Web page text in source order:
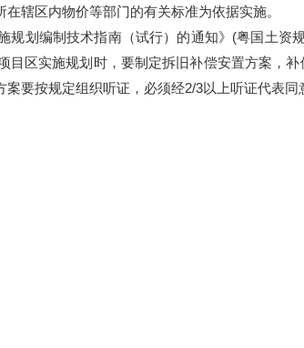
辖区内物价等部门的有关标准为依据实施。
划编制技术指南（试行）的通知》(粤国土资
区实施规划时，要制定拆旧补偿安置方案，
要按规定组织听证，必须经2/3以上听证代表同